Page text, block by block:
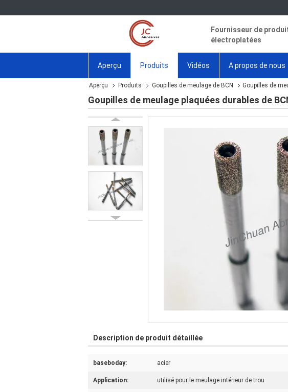
Fournisseur de
électroplatées
Aperçu Produits Vidéos A propos de nous
Aperçu Produits Goupilles de meulage de BCN Goupilles de
Goupilles de meulage plaquées durables de
Description de produit détaillée
baseboday: acier
Application: utilisé pour le meulage intérieur de trou